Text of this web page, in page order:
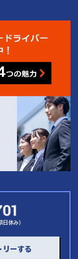
休み）
リーする